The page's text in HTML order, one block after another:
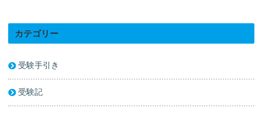
カテゴリー
受験手引き
受験記